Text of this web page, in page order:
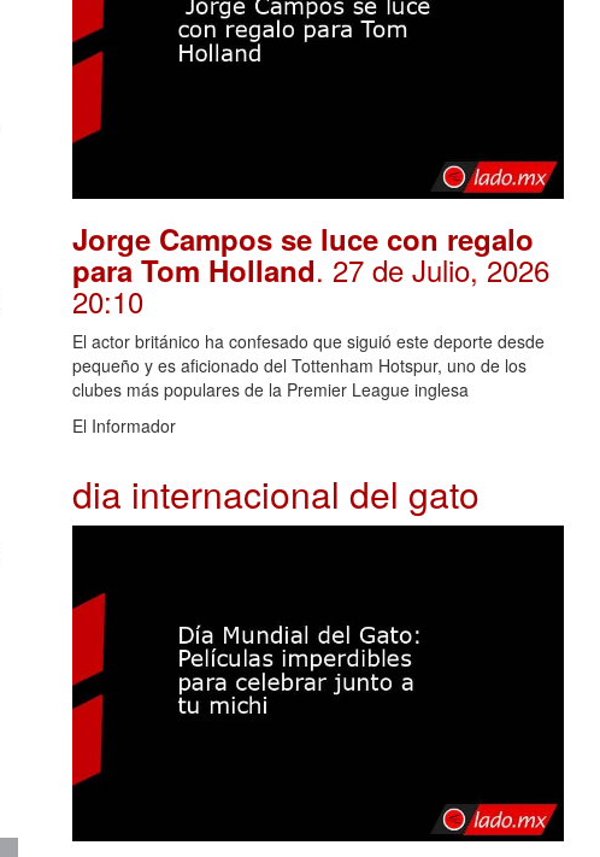
Jorge Campos se luce con regalo
para Tom Holland. 27 de Julio, 2026
20:10
El actor británico ha confesado que siguió este deporte desde
pequeño y es aficionado del Tottenham Hotspur, uno de los
clubes más populares de la Premier League inglesa
El Informador
dia internacional del gato